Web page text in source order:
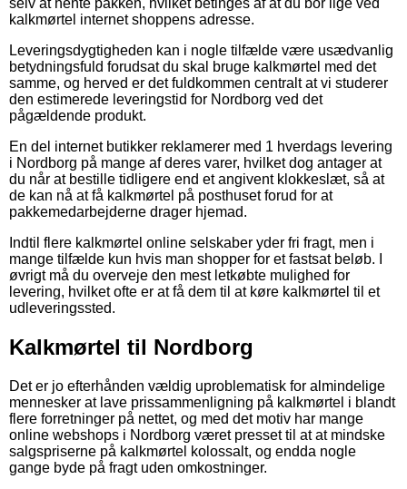
kalkmørtel internet shoppens adresse.
Leveringsdygtigheden kan i nogle tilfælde være usædvanlig
betydningsfuld forudsat du skal bruge kalkmørtel med det
samme, og herved er det fuldkommen centralt at vi studerer
den estimerede leveringstid for Nordborg ved det
pågældende produkt.
En del internet butikker reklamerer med 1 hverdags levering
i Nordborg på mange af deres varer, hvilket dog antager at
du når at bestille tidligere end et angivent klokkeslæt, så at
de kan nå at få kalkmørtel på posthuset forud for at
pakkemedarbejderne drager hjemad.
Indtil flere kalkmørtel online selskaber yder fri fragt, men i
mange tilfælde kun hvis man shopper for et fastsat beløb. I
øvrigt må du overveje den mest letkøbte mulighed for
levering, hvilket ofte er at få dem til at køre kalkmørtel til et
udleveringssted.
Kalkmørtel til Nordborg
Det er jo efterhånden vældig uproblematisk for almindelige
mennesker at lave prissammenligning på kalkmørtel i blandt
flere forretninger på nettet, og med det motiv har mange
online webshops i Nordborg været presset til at at mindske
salgspriserne på kalkmørtel kolossalt, og endda nogle
gange byde på fragt uden omkostninger.